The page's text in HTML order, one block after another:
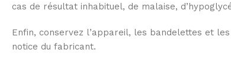
cas de résultat inhabituel, de malaise,
Enfin, conservez l’appareil, les bandelettes et
notice du fabricant.